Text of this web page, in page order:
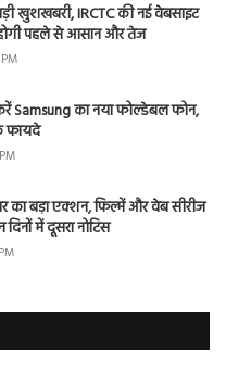
खुशखबरी, IRCTC की नई वेबसाइट
पहले से आसान और तेज
Samsung का नया फोल्डेबल फोन,
फायदे
का बड़ा एक्शन, फिल्में और वेब सीरीज
दिनों में दूसरा नोटिस